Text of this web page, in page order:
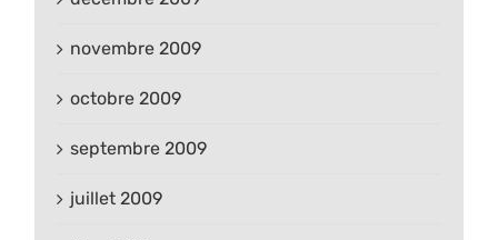
novembre 2009
octobre 2009
septembre 2009
juillet 2009